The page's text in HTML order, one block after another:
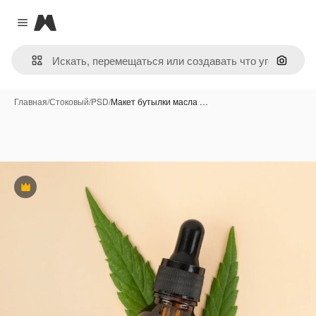
Close menu
Magnific
Поиск
Главная/Стоковый/PSD/Макет бутылки масла …
Премиум